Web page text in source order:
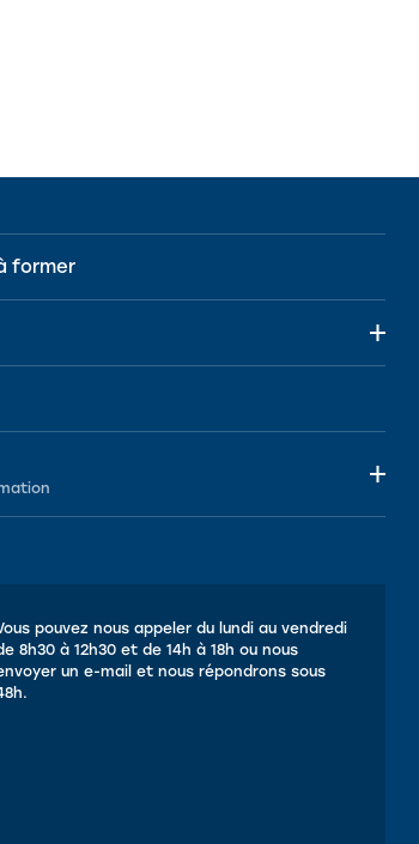
former
pouvez nous appeler du lundi au vendredi
8h30 à 12h30 et de 14h à 18h ou nous
un e-mail et nous répondrons sous